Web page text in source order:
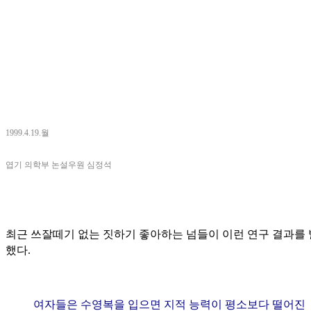
1999.4.19.월
엽기 의학부 논설우원 심정석
최근 쓰잘떼기 없는 짓하기 좋아하는 넘들이 이런 연구 결과를
했다.
여자들은 수영복을 입으면 지적 능력이 평소보다 떨어진